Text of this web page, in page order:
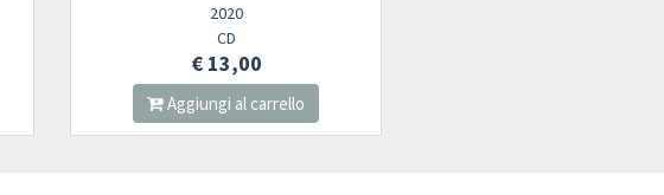
2020
CD
€ 13,00
Aggiungi al carrello